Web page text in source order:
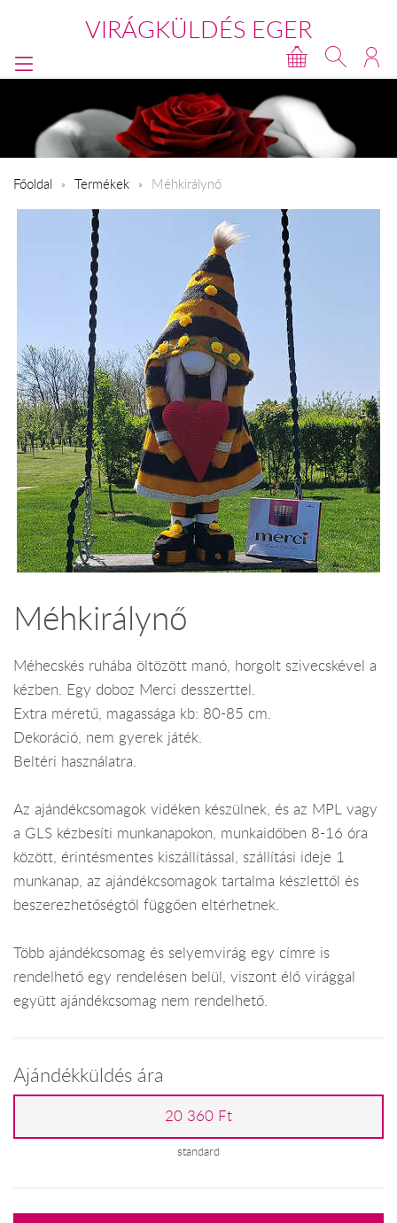
VIRÁGKÜLDÉS EGER
Főoldal Termékek Méhkirálynő
Méhkirálynő
Méhecskés ruhába öltözött manó, horgolt szivecskével a
kézben. Egy doboz Merci desszerttel.
Extra méretű, magassága kb: 80-85 cm.
Dekoráció, nem gyerek játék.
Beltéri használatra.
Az ajándékcsomagok vidéken készülnek, és az MPL vagy
a GLS kézbesíti munkanapokon, munkaidőben 8-16 óra
között, érintésmentes kiszállítással, szállítási ideje 1
munkanap, az ajándékcsomagok tartalma készlettől és
beszerezhetőségtől függően eltérhetnek.
Több ajándékcsomag és selyemvirág egy címre is
rendelhető egy rendelésen belül, viszont élő virággal
együtt ajándékcsomag nem rendelhető.
Ajándékküldés ára
20 360 Ft
standard